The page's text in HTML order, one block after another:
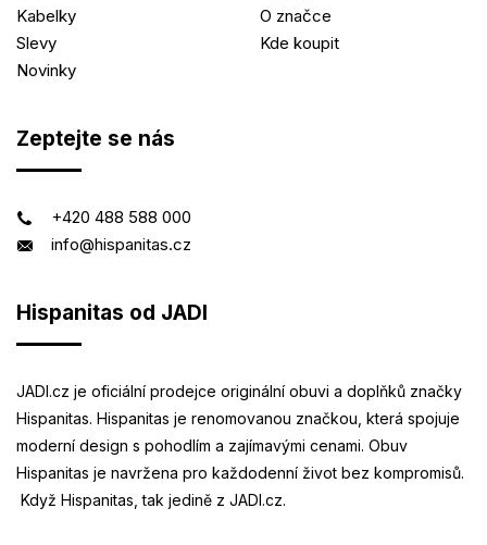
Kabelky
Slevy
Novinky
O značce
Kde koupit
Zeptejte se nás
+420 488 588 000
info@hispanitas.cz
Hispanitas od JADI
JADI.cz je oficiální prodejce originální obuvi a doplňků značky
Hispanitas. Hispanitas je renomovanou značkou, která spojuje
moderní design s pohodlím a zajímavými cenami. Obuv
Hispanitas je navržena pro každodenní život bez kompromisů.
Když Hispanitas, tak jedině z JADI.cz.